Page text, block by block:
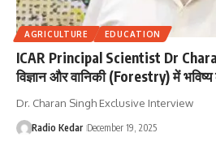
AGRICULTURE EDUCATION
ICAR Principal Scientist Dr
विज्ञान और वानिकी (Forestry) में भविष्य
Dr. Charan Singh Exclusive Interview
Radio Kedar December 19, 2025